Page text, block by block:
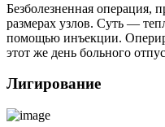
Безболезненная операция,
размерах узлов. Суть —
помощью инъекции.
этот же день больного
Лигирование